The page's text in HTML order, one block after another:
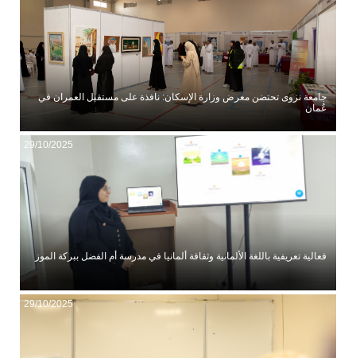
جامعة نزوى تحتضن معرض وزارة الإسكان: نافذة على مستقبل العمران في
عُمان
29/10/2025
فعالية تعريفية باللغة الألمانية وثقافة ألمانيا في مدرسة أم الفضل ببركة الموز
29/10/2025